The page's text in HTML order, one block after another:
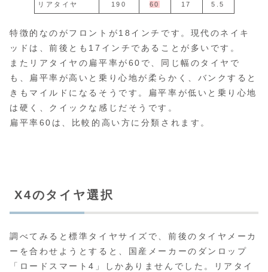
リアタイヤ 190 60 17 5.5
特徴的なのがフロントが18インチです。現代のネイキ
ッドは、前後とも17インチであることが多いです。
またリアタイヤの扁平率が60で、同じ幅のタイヤで
も、扁平率が高いと乗り心地が柔らかく、バンクすると
きもマイルドになるそうです。扁平率が低いと乗り心地
は硬く、クイックな感じだそうです。
扁平率60は、比較的高い方に分類されます。
X4のタイヤ選択
調べてみると標準タイヤサイズで、前後のタイヤメーカ
ーを合わせようとすると、国産メーカーのダンロップ
「ロードスマート4」しかありませんでした。リアタイ